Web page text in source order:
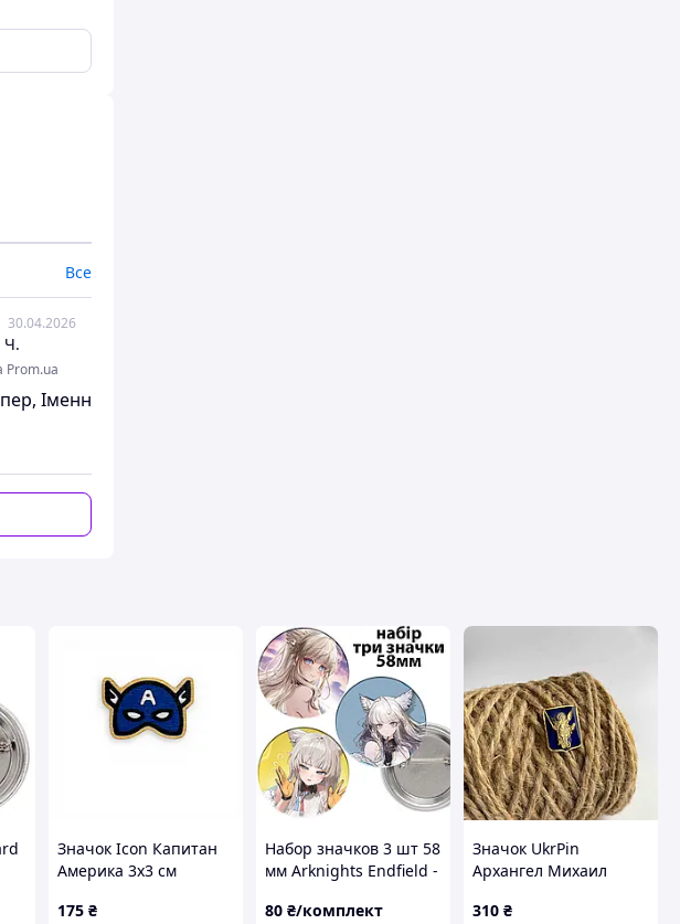
Все
30.04.2026
Ч.
Prom.ua
Іменник зацінив
Значок Icon Капитан
Америка 3х3 см
175 ₴
Набор значков 3 шт 58
мм Arknights Endfield -
80 ₴/комплект
Значок UkrPin
Архангел Михаил
310 ₴